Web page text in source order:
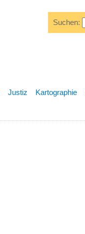
Suchen:
Justiz Kartographie